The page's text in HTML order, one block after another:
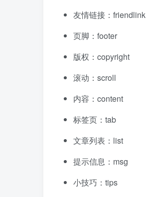
友情链接：friendlink
页脚：footer
版权：copyright
滚动：scroll
内容：content
标签页：tab
文章列表：list
提示信息：msg
小技巧：tips